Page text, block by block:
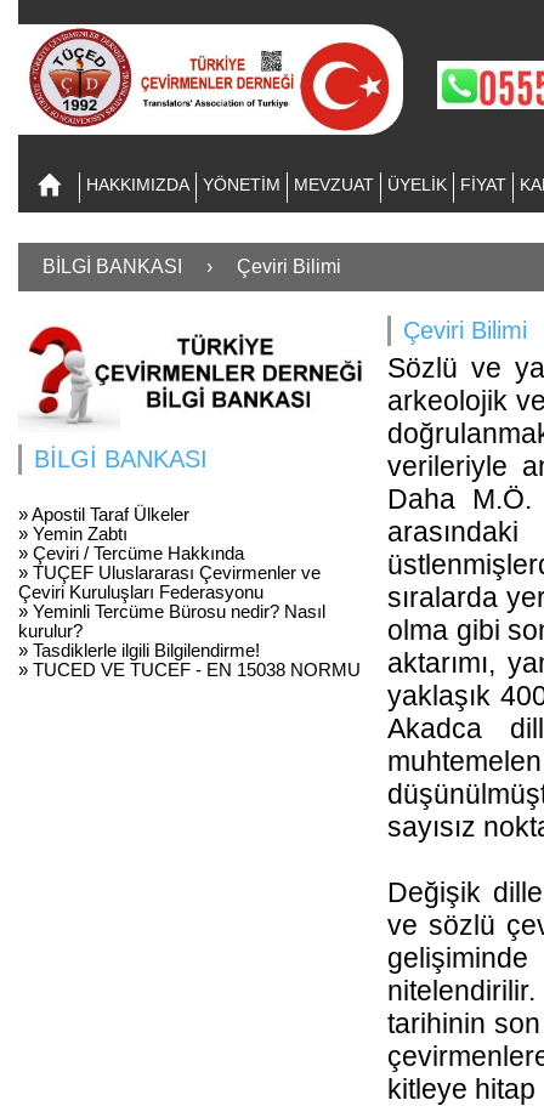
HAKKIMIZDA YÖNETİM MEVZUAT ÜYELİK FİYAT
BİLGİ BANKASI › Çeviri Bilimi
BİLGİ BANKASI
» Apostil Taraf Ülkeler
» Yemin Zabtı
» Çeviri / Tercüme Hakkında
» TUÇEF Uluslararası Çevirmenler ve
Çeviri Kuruluşları Federasyonu
» Yeminli Tercüme Bürosu nedir? Nasıl
kurulur?
» Tasdiklerle ilgili Bilgilendirme!
» TUCED VE TUCEF - EN 15038 NORMU
Çeviri Bilimi
Sözlü ve
arkeolojik
verileriyle
Daha M.Ö.
sıralarda
olma gibi
aktarımı,
yaklaşık
Akadca
sayısız
Değişik
ve sözlü
tarihinin son
kitleye hitap